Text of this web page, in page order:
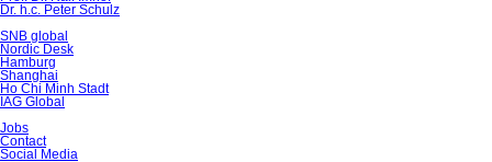
Dr. h.c. Peter Schulz
SNB global
Nordic Desk
Hamburg
Shanghai
Ho Chi Minh Stadt
IAG Global
Jobs
Contact
Social Media